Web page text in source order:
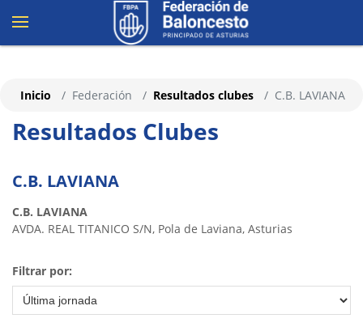
Resultados Clubes
Inicio Federación Resultados clubes C.B. LAVIANA
C.B. LAVIANA
C.B. LAVIANA
AVDA. REAL TITANICO S/N, Pola de Laviana, Asturias
Filtrar por: